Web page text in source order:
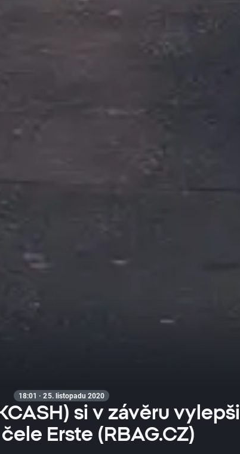
18:01 · 25. listopadu 2020
si v závěru vylepšil
Erste (RBAG.CZ)